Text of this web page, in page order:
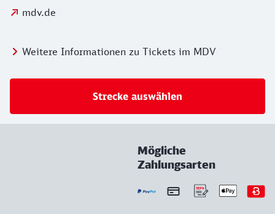
mdv.de
Weitere Informationen zu Tickets im MDV
Strecke auswählen
Mögliche
Zahlungsarten